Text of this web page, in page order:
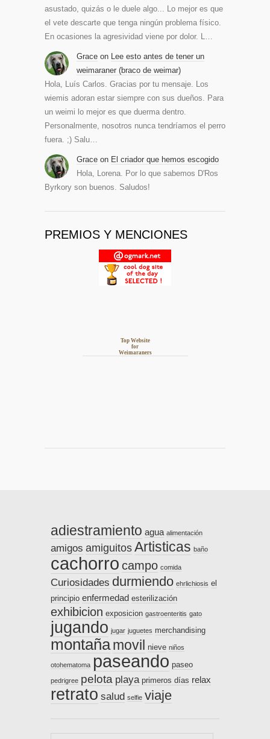
asustado, quizás o le duele algo... Lo mejor es que
el vete descarte que tenga ningún problema físico.
En ocasiones la agresividad viene por dolor. L…
Grace on
Lee esto antes de tener un
weimaraner (braco de weimar)
Hola, Luís Carlos. Gracias por tu mensaje. Los
wiemis adoran estar siempre con sus dueños. Para
un weimi lo mejor es que duerma dentro.
Personalmente, nosotros nunca tendríamos el perro
fuera. ;) Salu…
Grace on El criador que hemos escogido
Hola, Lorena. Por lo que sabemos D'Ros
Byrkory son buenos. Saludos!
PREMIOS Y MENCIONES
Top Website
for
Weimaraners
adiestramiento agua alimentación
amigos amiguitos Artisticas baño
cachorro campo comida
Curiosidades durmiendo ehrlichiosis el
principio enfermedad esterilización
exhibicion exposicion gastroenteritis gato
jugando jugar juguetes merchandising
montañamovil nieve niños
otohematoma paseando paseo
pedrigree pelota playa primeros días relax
retrato salud selfie viaje